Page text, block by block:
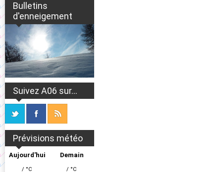
Bulletins
d'enneigement
Suivez A06 sur...
Prévisions météo
Aujourd'hui
/ °C
Demain
/ °C